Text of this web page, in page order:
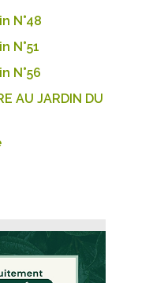
N°48
N°51
N°56
AU JARDIN DU